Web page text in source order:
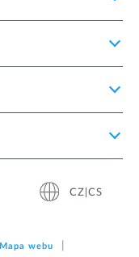
CZ|CS
Mapa webu